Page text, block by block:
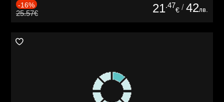
-16%
25.57€ 21.47
€ / 42лв.